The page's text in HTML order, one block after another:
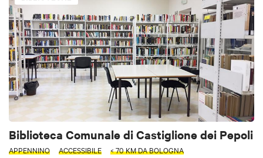
Biblioteca Comunale di Castiglione dei Pepoli
APPENNINO ACCESSIBILE < 70 KM DA BOLOGNA